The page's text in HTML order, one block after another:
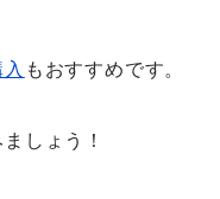
もおすすめです。
しょう！